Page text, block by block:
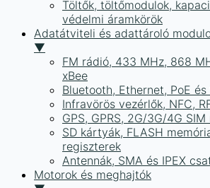
Töltők, töltőmodulok,
védelmi áramkörök
Adatátviteli és adattároló
▼
FM rádió, 433 MHz, 868
xBee
Bluetooth, Ethernet, PoE és
Infravörös vezérlők, NFC,
GPS, GPRS, 2G/3G/4G
SD kártyák, FLASH
regiszterek
Antennák, SMA és IPEX
Motorok és meghajtók